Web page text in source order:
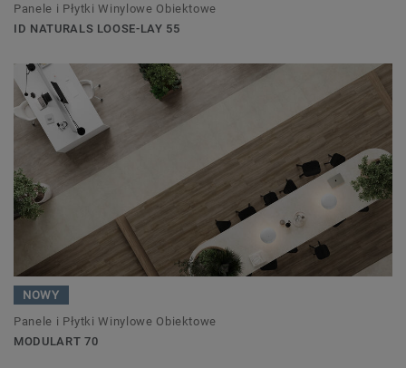
Panele i Płytki Winylowe Obiektowe
ID NATURALS LOOSE-LAY 55
NOWY
Panele i Płytki Winylowe Obiektowe
MODULART 70